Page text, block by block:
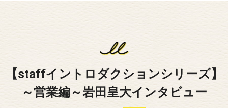
【staffイントロダクションシリーズ】
～営業編～岩田皇大インタビュー